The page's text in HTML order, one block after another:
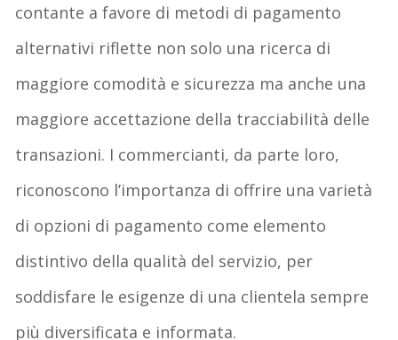
contante afavore di metodi di pagamento
alternativi riflette non solo una ricerca di
maggiore comodità e sicurezza ma anche una
maggiore accettazione della tracciabilità delle
transazioni. I commercianti, da parte loro,
riconoscono l’importanza di offrire una varietà
di opzioni di pagamento come elemento
distintivo della qualità del servizio, per
soddisfare le esigenze di una clientela sempre
più diversificata e informata.